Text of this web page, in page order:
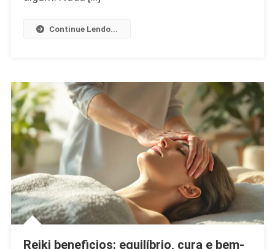
Continue Lendo...
Reiki beneficios: equilíbrio, cura e bem-